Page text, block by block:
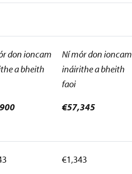
don ioncam
a bheith
Ní mór don ioncam
ináirithe a bheith
faoi
€57,345
€1,343